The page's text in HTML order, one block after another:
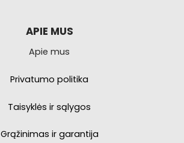
APIE MUS
Apie mus
Privatumo politika
Taisyklės ir sąlygos
Grąžinimas ir garantija